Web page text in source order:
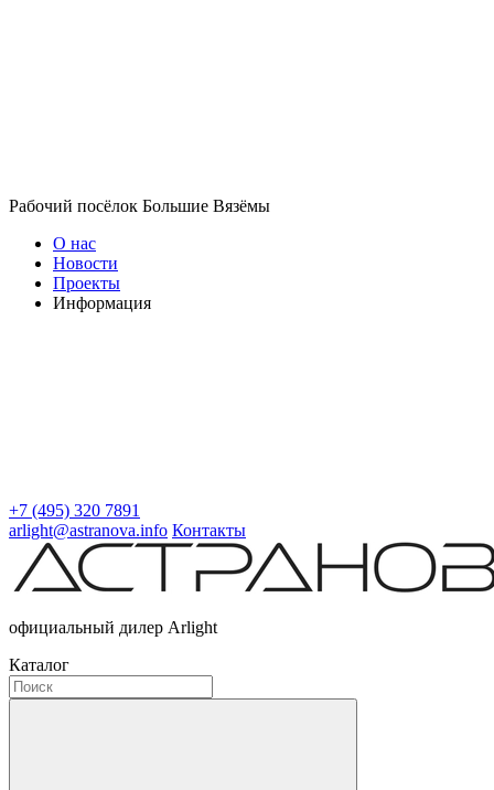
Рабочий посёлок Большие Вязёмы
О нас
Новости
Проекты
Информация
+7 (495) 320 7891
arlight@astranova.info Контакты
официальный дилер Arlight
Каталог